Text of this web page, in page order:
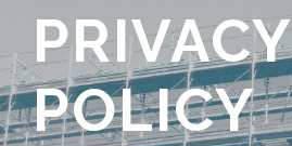
PRIVACY
POLICY